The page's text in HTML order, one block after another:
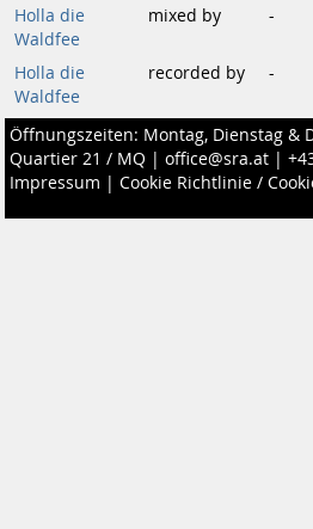
Holla die
Waldfee
mixed by -
Holla die
Waldfee
recorded by -
Öffnungszeiten: Montag, Dienstag &
Quartier 21 / MQ | office@sra.at |
Impressum | Cookie Richtlinie /